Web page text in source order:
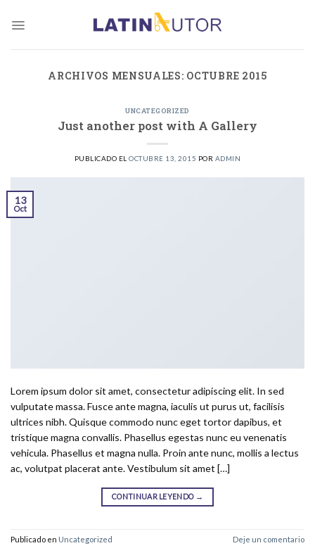
ARCHIVOS MENSUALES: OCTUBRE 2015
UNCATEGORIZED
Just another post with A Gallery
PUBLICADO ELOCTUBRE 13, 2015 POR ADMIN
13
Oct
Lorem ipsum dolor sit amet, consectetur adipiscing elit. In sed
vulputate massa. Fusce ante magna, iaculis ut purus ut, facilisis
ultrices nibh. Quisque commodo nunc eget tortor dapibus, et
tristique magna convallis. Phasellus egestas nunc eu venenatis
vehicula. Phasellus et magna nulla. Proin ante nunc, mollis a lectus
ac, volutpat placerat ante. Vestibulum sit amet […]
CONTINUAR LEYENDO →
Publicado en Uncategorized Deje un comentario